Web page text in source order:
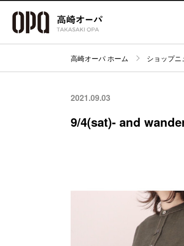
高崎オーパ ホーム ショップニ
2021.09.03
9/4(sat)- and